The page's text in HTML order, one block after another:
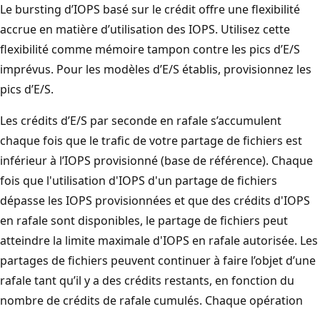
Le bursting d’IOPS basé sur le crédit offre une flexibilité
accrue en matière d’utilisation des IOPS. Utilisez cette
flexibilité comme mémoire tampon contre les pics d’E/S
imprévus. Pour les modèles d’E/S établis, provisionnez les
pics d’E/S.
Les crédits d’E/S par seconde en rafale s’accumulent
chaque fois que le trafic de votre partage de fichiers est
inférieur à l’IOPS provisionné (base de référence). Chaque
fois que l'utilisation d'IOPS d'un partage de fichiers
dépasse les IOPS provisionnées et que des crédits d'IOPS
en rafale sont disponibles, le partage de fichiers peut
atteindre la limite maximale d'IOPS en rafale autorisée. Les
partages de fichiers peuvent continuer à faire l’objet d’une
rafale tant qu’il y a des crédits restants, en fonction du
nombre de crédits de rafale cumulés. Chaque opération